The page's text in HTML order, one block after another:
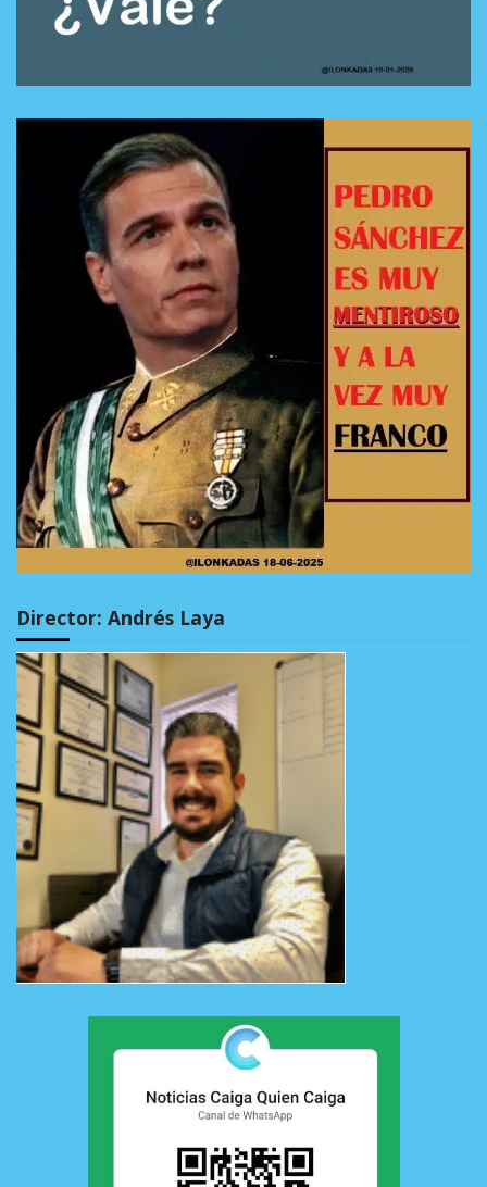
Director: Andrés Laya